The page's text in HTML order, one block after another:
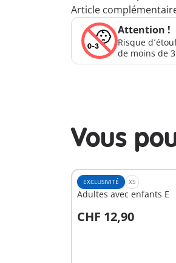
Article
Attention !
Risque
de moins de
Vous
EXCLUSIVITÉ XS
Adultes avec enfants E
CHF 12,90
Au panier